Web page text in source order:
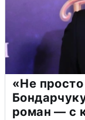
«Не
роман — с